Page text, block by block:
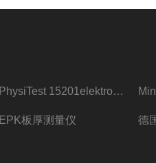
PhysiTest 15201elektrophysik测厚仪
EPK板厚测量仪